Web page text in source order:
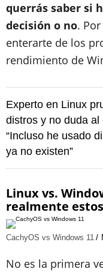
querrás saber si
decisión o no.
enterarte de los
rendimiento de
Experto en Linux
distros y no duda al
“Incluso he usado
ya no existen”
Linux vs.
realmente
CachyOS vs Windows 11
No es la primera